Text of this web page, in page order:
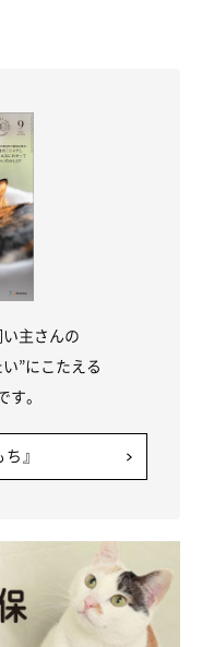
い主さんの
”にこたえる
。
』